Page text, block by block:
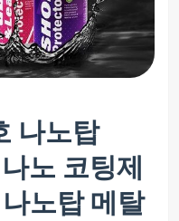
나노탑
노 코팅제
노탑 메탈